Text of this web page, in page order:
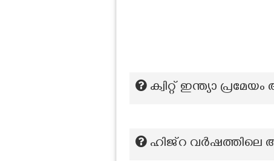
ക്വിറ്റ് ഇന്ത്യാ
ഹിജ്‌റ വർഷത്തിലെ